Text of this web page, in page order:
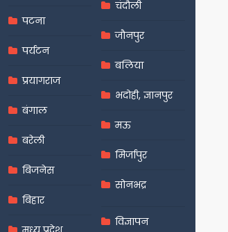
पटना
पर्यटन
प्रयागराज
बंगाल
बरेली
बिजनेस
बिहार
चंदौली
जौनपुर
बलिया
भदोही, ज्ञानपुर
मऊ
मिर्जापुर
सोनभद्र
विज्ञापन